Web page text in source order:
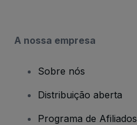
A nossa empresa
Sobre nós
Distribuição aberta
Programa de Afiliados